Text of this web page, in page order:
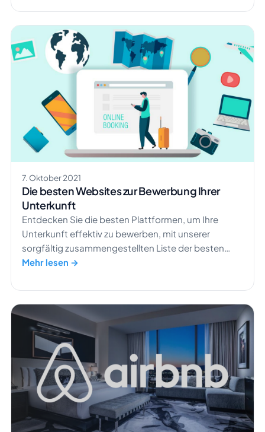
7. Oktober 2021
Die besten Websites zur Bewerbung Ihrer
Unterkunft
Entdecken Sie die besten Plattformen, um Ihre
Unterkunft effektiv zu bewerben, mit unserer
sorgfältig zusammengestellten Liste der besten
Werbeportale.
Mehr lesen →